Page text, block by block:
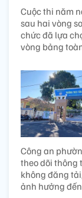
Cuộc thi năm
sau hai vòng
chức đã lựa
vòng bảng
Công an
theo dõi thông
không đăng
ảnh hưởng